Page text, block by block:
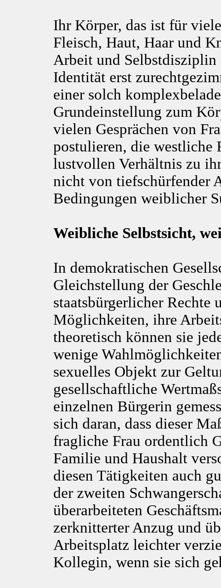
Ihr Körper, das ist für
Fleisch, Haut, Haar und
Arbeit und Selbstdisziplin
Identität erst
einer solch
Grundeinstellung zum
vielen Gesprächen von
postulieren, die westliche
lustvollen Verhältnis zu
nicht von tiefschürfender
Bedingungen weiblicher
Weibliche Selbstsicht,
In demokratischen
Gleichstellung der
staatsbürgerlicher Rechte
Möglichkeiten, ihre
theoretisch können sie
wenige
sexuelles Objekt zur
gesellschaftliche
einzelnen Bürgerin
sich daran, dass dieser
fragliche Frau ordentlich
Familie und Haushalt
diesen Tätigkeiten auch
der zweiten
überarbeiteten
zerknitterter Anzug und
Arbeitsplatz leichter
Kollegin, wenn sie sich